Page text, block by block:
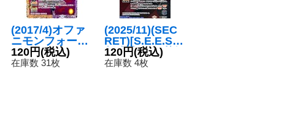
(2017/4)オファ
ニモンフォール
ダウンモード
【P】{P17-12}
120円(税込)
在庫数 31枚
(2025/11)(SEC
RET)[S.E.E.S.
制式戦闘服]荒垣
真次郎【R-SE
120円(税込)
在庫数 4枚